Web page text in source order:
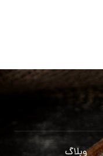
وبلاگ